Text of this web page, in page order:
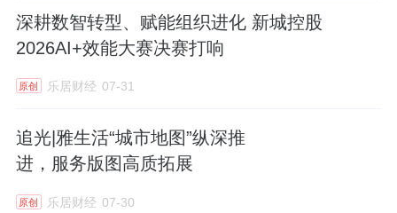
深耕数智转型、赋能组织进化 新城控股
2026AI+效能大赛决赛打响
原创 乐居财经 07-31
追光|雅生活“城市地图”纵深推
进，服务版图高质拓展
原创 乐居财经 07-30